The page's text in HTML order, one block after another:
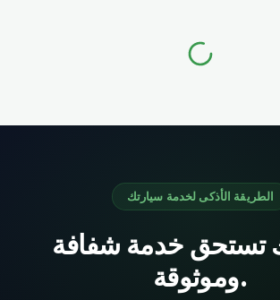
الطريقة الأذكى لخدمة سيارتك
تستحق خدمة شفافة
وموثوقة.